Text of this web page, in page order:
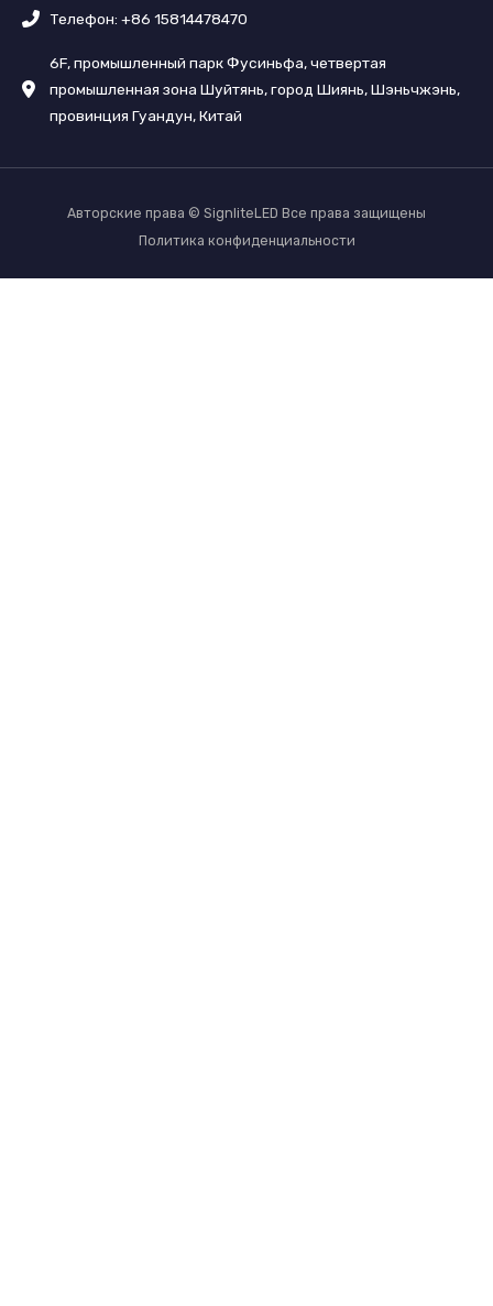
Телефон: +86 15814478470
6F, промышленный парк Фусиньфа, четвертая
промышленная зона Шуйтянь, город Шиянь, Шэньчжэнь,
провинция Гуандун, Китай
Авторские права © SignliteLED Все права защищены
Политика конфиденциальности